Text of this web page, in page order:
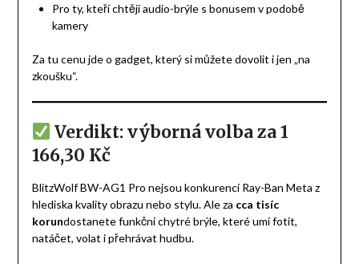
Pro ty, kteří chtějí audio-brýle s bonusem v podobě
kamery
Za tu cenu jde o gadget, který si můžete dovolit i jen „na
zkoušku“.
Verdikt: výborná volba za 1
166,30 Kč
BlitzWolf BW-AG1 Pro nejsou konkurencí Ray-Ban Meta z
hlediska kvality obrazu nebo stylu. Ale za cca tisíc
korundostanete funkční chytré brýle, které umí fotit,
natáčet, volat i přehrávat hudbu.